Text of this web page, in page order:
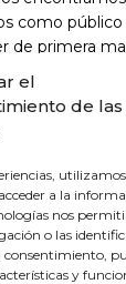
el
de las
a la
nos
o las
y
como público
de primera
rodean a
y